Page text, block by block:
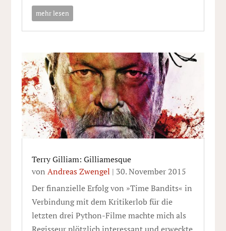
mehr lesen
Terry Gilliam: Gilliamesque
von Andreas Zwengel | 30. November 2015
Der finanzielle Erfolg von »Time Bandits« in
Verbindung mit dem Kritikerlob für die
letzten drei Python-Filme machte mich als